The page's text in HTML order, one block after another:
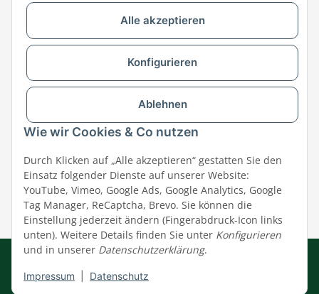
Alle akzeptieren
Konfigurieren
Ablehnen
Wie wir Cookies & Co nutzen
Durch Klicken auf „Alle akzeptieren“ gestatten Sie den
Einsatz folgender Dienste auf unserer Website:
YouTube, Vimeo, Google Ads, Google Analytics, Google
Tag Manager, ReCaptcha, Brevo. Sie können die
Einstellung jederzeit ändern (Fingerabdruck-Icon links
unten). Weitere Details finden Sie unter Konfigurieren
und in unserer Datenschutzerklärung.
Impressum Datenschutz
Versandpartner & Zahlungsmöglichkeiten
Impressum|AGB|Datenschutz
© MEGAZOO Alpha GmbH